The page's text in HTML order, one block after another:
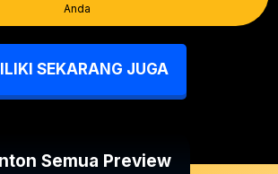
Anda
SEKARANG JUGA
Semua Preview